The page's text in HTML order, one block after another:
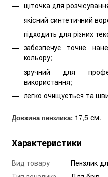
щіточка для
якісний синтетичний
підходить для різних
забезпечує точне
кольору;
зручний для
використання;
легко очищується та
Довжина пензлика: 17,5 см.
Характеристики
Вид товару
Пензлик